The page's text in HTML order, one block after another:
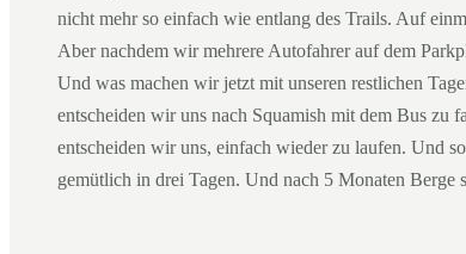
nicht mehr so einfach wie entlang des Trails. Auf
Aber nachdem wir mehrere Autofahrer auf dem
Und was machen wir jetzt mit unseren restlichen
entscheiden wir uns nach Squamish mit dem Bus zu
entscheiden wir uns, einfach wieder zu laufen. Und
gemütlich in drei Tagen. Und nach 5 Monaten